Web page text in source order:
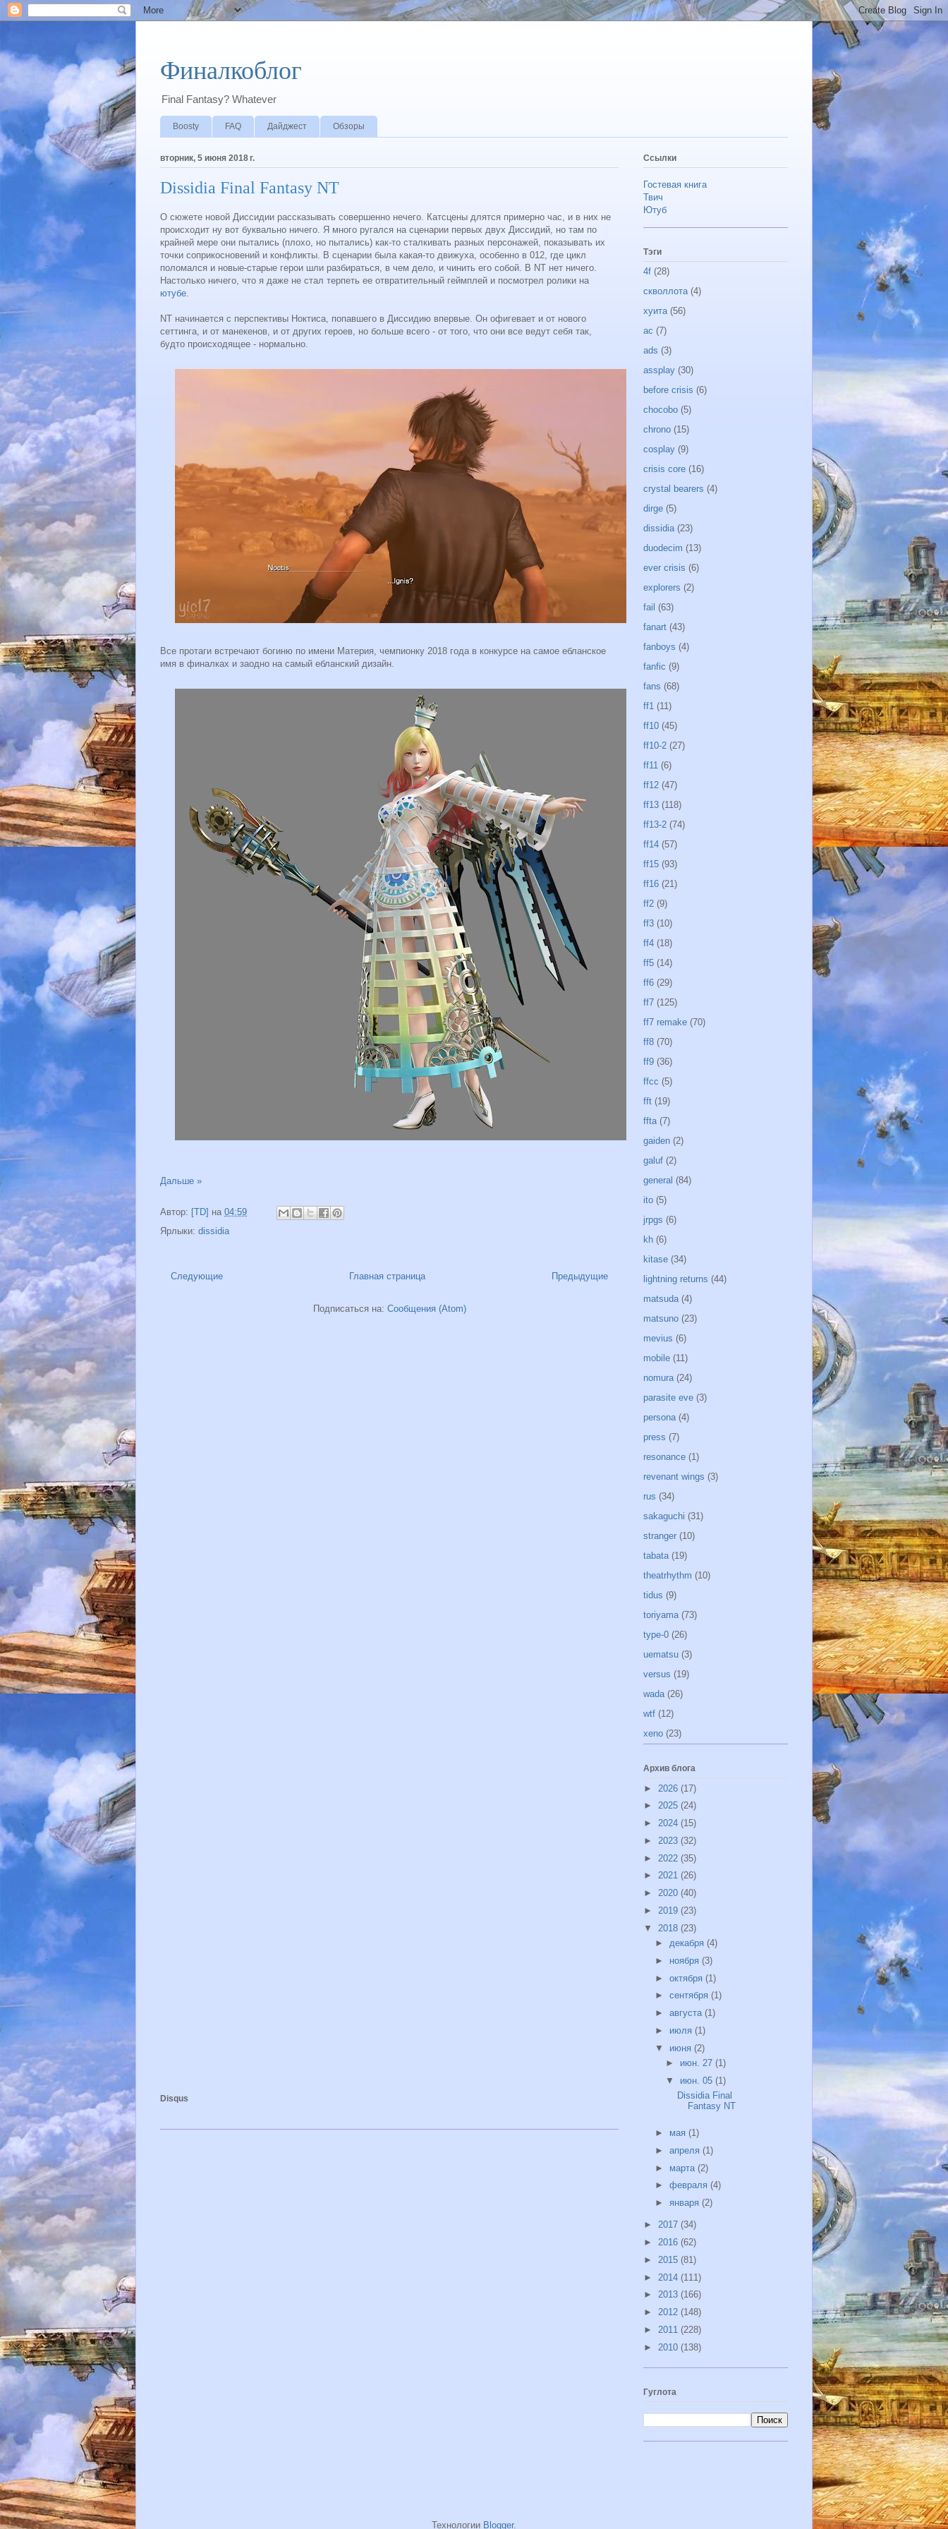
Финалкоблог
Final Fantasy? Whatever
Boosty FAQ Дайджест Обзоры
вторник, 5 июня 2018 г.
Dissidia Final Fantasy NT
О сюжете новой Диссидии рассказывать совершенно нечего. Катсцены длятся примерно час, и в них не
происходит ну вот буквально ничего. Я много ругался на сценарии первых двух Диссидий, но там по
крайней мере они пытались (плохо, но пытались) как-то сталкивать разных персонажей, показывать их
точки соприкосновений и конфликты. В сценарии была какая-то движуха, особенно в 012, где цикл
поломался и новые-старые герои шли разбираться, в чем дело, и чинить его собой. В NT нет ничего.
Настолько ничего, что я даже не стал терпеть ее отвратительный геймплей и посмотрел ролики на
ютубе.
NT начинается с перспективы Ноктиса, попавшего в Диссидию впервые. Он офигевает и от нового
сеттинга, и от манекенов, и от других героев, но больше всего - от того, что они все ведут себя так,
будто происходящее - нормально.
Все протаги встречают богиню по имени Материя, чемпионку 2018 года в конкурсе на самое ебланское
имя в финалках и заодно на самый ебланский дизайн.
Дальше »
Автор: [TD] на 04:59
Ярлыки: dissidia
Следующие Предыдущие
Главная страница
Подписаться на: Сообщения (Atom)
Disqus
Ссылки
Гостевая книга
Твич
Ютуб
Тэги
4f (28)
скволлота (4)
хуита (56)
ac (7)
ads (3)
assplay (30)
before crisis (6)
chocobo (5)
chrono (15)
cosplay (9)
crisis core (16)
crystal bearers (4)
dirge (5)
dissidia (23)
duodecim (13)
ever crisis (6)
explorers (2)
fail (63)
fanart (43)
fanboys (4)
fanfic (9)
fans (68)
ff1 (11)
ff10 (45)
ff10-2 (27)
ff11 (6)
ff12 (47)
ff13 (118)
ff13-2 (74)
ff14 (57)
ff15 (93)
ff16 (21)
ff2 (9)
ff3 (10)
ff4 (18)
ff5 (14)
ff6 (29)
ff7 (125)
ff7 remake (70)
ff8 (70)
ff9 (36)
ffcc (5)
fft (19)
ffta (7)
gaiden (2)
galuf (2)
general (84)
ito (5)
jrpgs (6)
kh (6)
kitase (34)
lightning returns (44)
matsuda (4)
matsuno (23)
mevius (6)
mobile (11)
nomura (24)
parasite eve (3)
persona (4)
press (7)
resonance (1)
revenant wings (3)
rus (34)
sakaguchi (31)
stranger (10)
tabata (19)
theatrhythm (10)
tidus (9)
toriyama (73)
type-0 (26)
uematsu (3)
versus (19)
wada (26)
wtf (12)
xeno (23)
Архив блога
► 2026 (17)
► 2025 (24)
► 2024 (15)
► 2023 (32)
► 2022 (35)
► 2021 (26)
► 2020 (40)
► 2019 (23)
▼ 2018 (23)
► декабря (4)
► ноября (3)
► октября (1)
► сентября (1)
► августа (1)
► июля (1)
▼ июня (2)
► июн. 27(1)
▼ июн. 05(1)
Dissidia Final
Fantasy NT
► мая (1)
► апреля (1)
► марта (2)
► февраля (4)
► января (2)
► 2017 (34)
► 2016 (62)
► 2015 (81)
► 2014 (111)
► 2013 (166)
► 2012 (148)
► 2011 (228)
► 2010 (138)
Гуглота
Технологии Blogger.